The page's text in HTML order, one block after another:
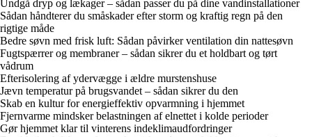
Undgå dryp og lækager – sådan passer du på dine vandinstallationer
Sådan håndterer du småskader efter storm og kraftig regn på den
rigtige måde
Bedre søvn med frisk luft: Sådan påvirker ventilation din nattesøvn
Fugtspærrer og membraner – sådan sikrer du et holdbart og tørt
vådrum
Efterisolering af ydervægge i ældre murstenshuse
Jævn temperatur på brugsvandet – sådan sikrer du den
Skab en kultur for energieffektiv opvarmning i hjemmet
Fjernvarme mindsker belastningen af elnettet i kolde perioder
Gør hjemmet klar til vinterens indeklimaudfordringer